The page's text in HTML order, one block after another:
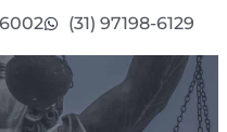
(31) 97198-6129